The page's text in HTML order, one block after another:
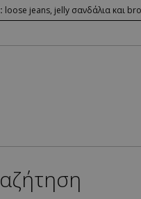
loose jeans, jelly σανδάλια και